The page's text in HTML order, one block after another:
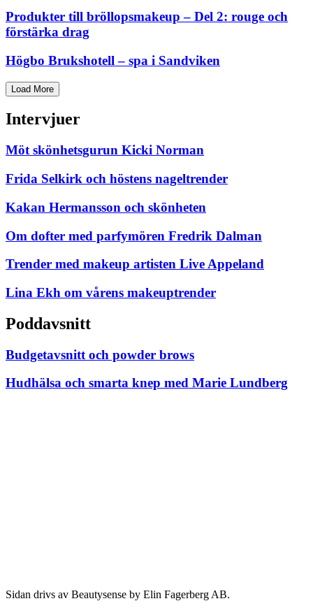
Produkter till bröllopsmakeup – Del 2: rouge och
förstärka drag
Högbo Brukshotell – spa i Sandviken
Load More
Intervjuer
Möt skönhetsgurun Kicki Norman
Frida Selkirk och höstens nageltrender
Kakan Hermansson och skönheten
Om dofter med parfymören Fredrik Dalman
Trender med makeup artisten Live Appeland
Lina Ekh om vårens makeuptrender
Poddavsnitt
Budgetavsnitt och powder brows
Hudhälsa och smarta knep med Marie Lundberg
Sidan drivs av Beautysense by Elin Fagerberg AB.